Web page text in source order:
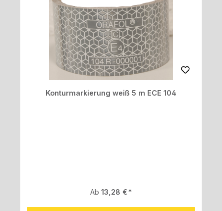
Konturmarkierung weiß 5 m ECE 104
Regulärer Preis:
Ab13,28 €